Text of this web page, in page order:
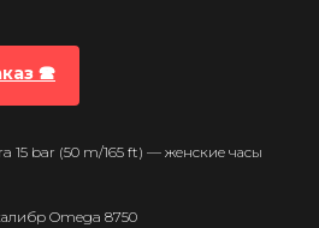
🕿
15 bar (50 m/165 ft) — женские часы
Omega 8750